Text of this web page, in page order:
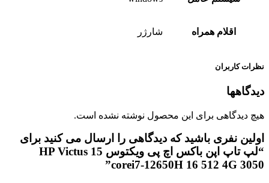
اقلام همراه شارژر
نظرات کاربران
دیدگاهها
هیچ دیدگاهی برای این محصول نوشته نشده است.
اولین نفری باشید که دیدگاهی را ارسال می کنید برای
“لپ تاپ اپن باکس اچ پی ویکتوس HP Victus 15
corei7-12650H 16 512 4G 3050”